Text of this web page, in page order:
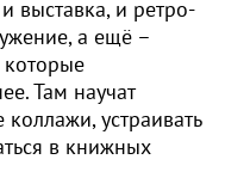
выставка, и ретро-
а ещё –
которые
Там научат
устраивать
в книжных